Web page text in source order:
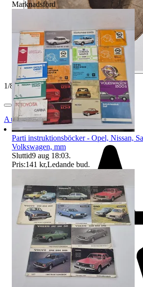
1/8
Auktionsbyra
Marknadsförd
Parti instruktionsböcker - Opel, Nissan,
Volkswagen, mm
Sluttid9 aug 18:03.
Pris:141 kr,Ledande bud.